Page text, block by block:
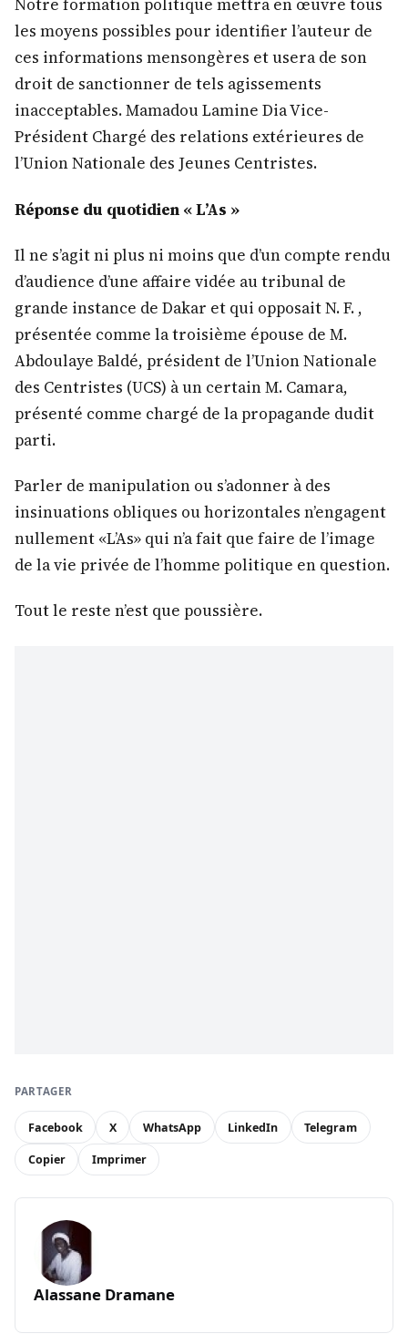
Notre formation politique mettra en œuvre tous
les moyens possibles pour identifier l’auteur de
ces informations mensongères et usera de son
droit de sanctionner de tels agissements
inacceptables. Mamadou Lamine Dia Vice-
Président Chargé des relations extérieures de
l’Union Nationale des Jeunes Centristes.
Réponse du quotidien « L’As »
Il ne s’agit ni plus ni moins que d’un compte rendu
d’audience d’une affaire vidée au tribunal de
grande instance de Dakar et qui opposait N. F. ,
présentée comme la troisième épouse de M.
Abdoulaye Baldé, président de l’Union Nationale
des Centristes (UCS) à un certain M. Camara,
présenté comme chargé de la propagande dudit
parti.
Parler de manipulation ou s’adonner à des
insinuations obliques ou horizontales n’engagent
nullement «L’As» qui n’a fait que faire de l’image
de la vie privée de l’homme politique en question.
Tout le reste n’est que poussière.
PARTAGER
Facebook X WhatsApp LinkedIn Telegram
Copier Imprimer
Alassane Dramane